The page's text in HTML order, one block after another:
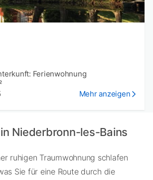
Ferienwohnung
Mehr anzeigen
Niederbronn-les-Bains
ruhigen Traumwohnung schlafen
Sie für eine Route durch die